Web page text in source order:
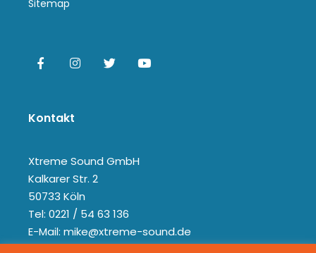
Sitemap
Kontakt
Xtreme Sound GmbH
Kalkarer Str. 2
50733 Köln
Tel: 0221 / 54 63 136
E-Mail: mike@xtreme-sound.de